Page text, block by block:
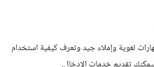
لغوية وإملاء جيد وتعرف كيفية استخدام